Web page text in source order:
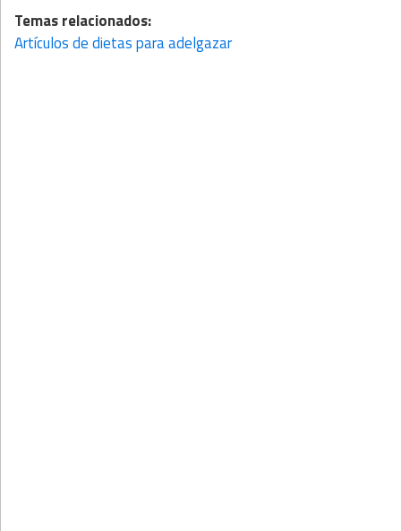
Temas relacionados:
Artículos de dietas para adelgazar